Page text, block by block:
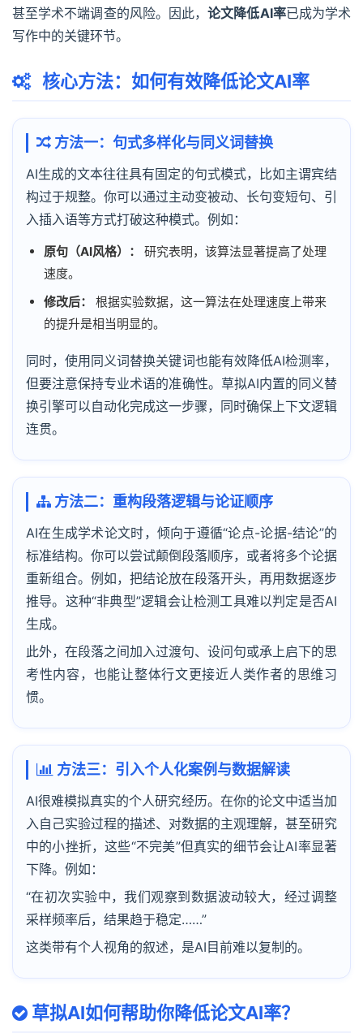
甚至学术不端调查的风险。因此，论文降低AI率已成为学术
写作中的关键环节。
核心方法：如何有效降低论文AI率
方法一：句式多样化与同义词替换
AI生成的文本往往具有固定的句式模式，比如主谓宾结
构过于规整。你可以通过主动变被动、长句变短句、引
入插入语等方式打破这种模式。例如：
原句（AI风格）：
研究表明，该算法显著提高了处理
速度。
修改后：
根据实验数据，这一算法在处理速度上带来
的提升是相当明显的。
同时，使用同义词替换关键词也能有效降低AI检测率，
但要注意保持专业术语的准确性。草拟AI内置的同义替
换引擎可以自动化完成这一步骤，同时确保上下文逻辑
连贯。
方法二：重构段落逻辑与论证顺序
AI在生成学术论文时，倾向于遵循“论点-论据-结论”的
标准结构。你可以尝试颠倒段落顺序，或者将多个论据
重新组合。例如，把结论放在段落开头，再用数据逐步
推导。这种“非典型”逻辑会让检测工具难以判定是否AI
生成。
此外，在段落之间加入过渡句、设问句或承上启下的思
考性内容，也能让整体行文更接近人类作者的思维习
惯。
方法三：引入个人化案例与数据解读
AI很难模拟真实的个人研究经历。在你的论文中适当加
入自己实验过程的描述、对数据的主观理解，甚至研究
中的小挫折，这些“不完美”但真实的细节会让AI率显著
下降。例如：
“在初次实验中，我们观察到数据波动较大，经过调整
采样频率后，结果趋于稳定……”
这类带有个人视角的叙述，是AI目前难以复制的。
草拟AI如何帮助你降低论文AI率？